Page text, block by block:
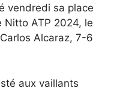
vendredi sa place
ATP 2024, le
Alcaraz, 7-6
aux vaillants